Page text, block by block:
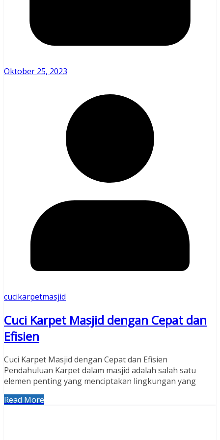
Oktober 25, 2023
cucikarpetmasjid
Cuci Karpet Masjid dengan Cepat dan
Efisien
Cuci Karpet Masjid dengan Cepat dan Efisien
Pendahuluan Karpet dalam masjid adalah salah satu
elemen penting yang menciptakan lingkungan yang
Read More